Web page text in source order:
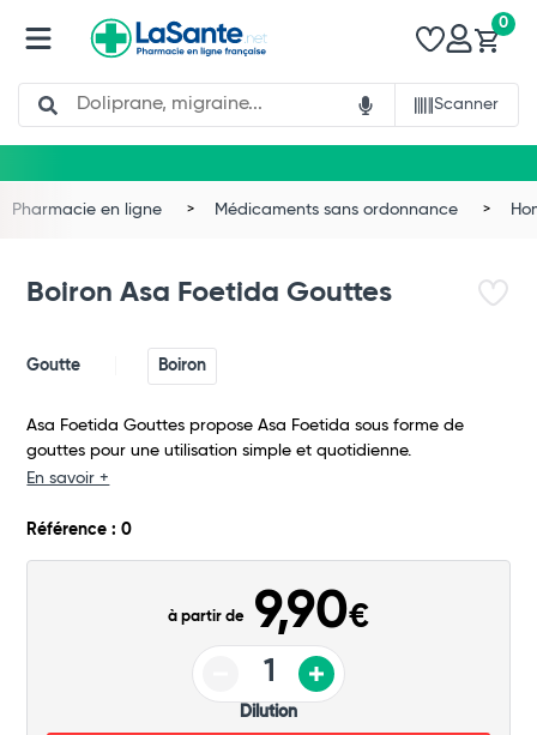
Search
Scanner
0
Total
Pharmacie en ligne Médicaments sans ordonnance
Boiron Asa Foetida Gouttes
Goutte Boiron
Asa Foetida Gouttes propose Asa Foetida sous forme de
gouttes pour une utilisation simple et quotidienne.
En savoir +
Référence : 0
à partir de 9,90€
Dilution